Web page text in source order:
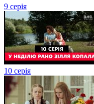
9 серія
10 серія